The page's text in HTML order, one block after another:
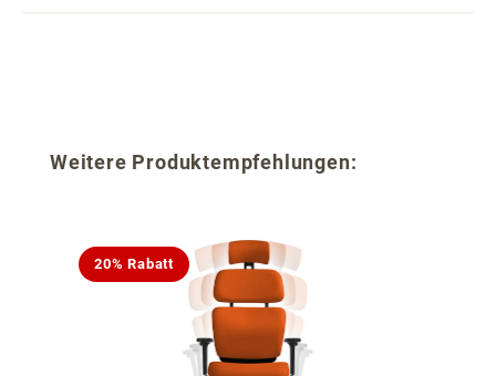
Produktgalerie überspringen
Weitere Produktempfehlungen:
20% Rabatt